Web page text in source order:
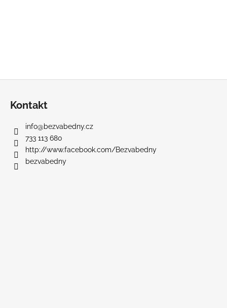
Kontakt
info@bezvabedny.cz
733 113 680
http://www.facebook.com/Bezvabedny
bezvabedny